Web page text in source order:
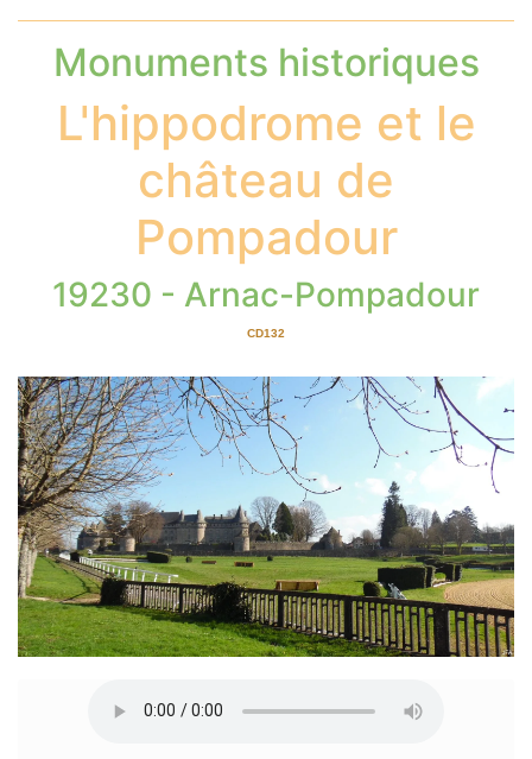
Monuments historiques
L'hippodrome et le
château de
Pompadour
19230 - Arnac-Pompadour
CD132